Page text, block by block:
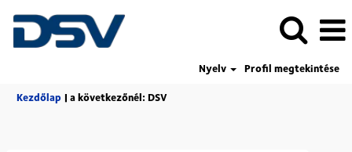
Nyelv
Profil megtekintése
Kezdőlap | a következőnél: DSV(aktuális